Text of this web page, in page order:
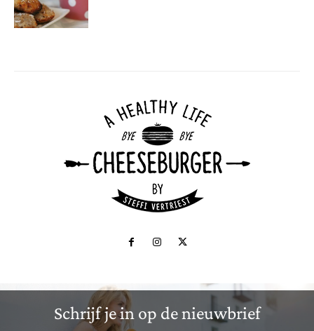
Schrijf je in op de nieuwbrief